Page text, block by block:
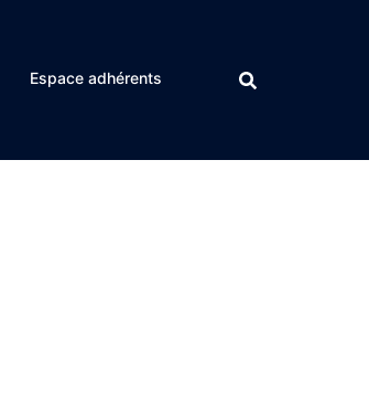
Espace adhérents